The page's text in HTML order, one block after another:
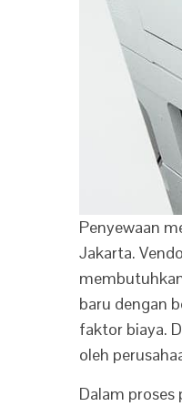
Penyewaan
Jakarta.
baru dengan
faktor biaya.
oleh
Dalam